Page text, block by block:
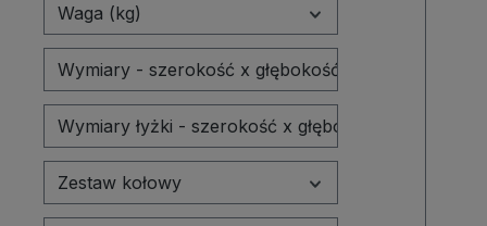
Waga (kg)
Wymiary - szerokość x głębokość x wysokość (mm)
Wymiary łyżki - szerokość x głębokość (mm)
Zestaw kołowy
to